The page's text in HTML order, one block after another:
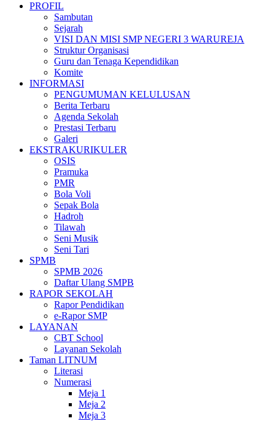
PROFIL
Sambutan
Sejarah
VISI DAN MISI SMP NEGERI 3 WARUREJA
Struktur Organisasi
Guru dan Tenaga Kependidikan
Komite
INFORMASI
PENGUMUMAN KELULUSAN
Berita Terbaru
Agenda Sekolah
Prestasi Terbaru
Galeri
EKSTRAKURIKULER
OSIS
Pramuka
PMR
Bola Voli
Sepak Bola
Hadroh
Tilawah
Seni Musik
Seni Tari
SPMB
SPMB 2026
Daftar Ulang SMPB
RAPOR SEKOLAH
Rapor Pendidikan
e-Rapor SMP
LAYANAN
CBT School
Layanan Sekolah
Taman LITNUM
Literasi
Numerasi
Meja 1
Meja 2
Meja 3